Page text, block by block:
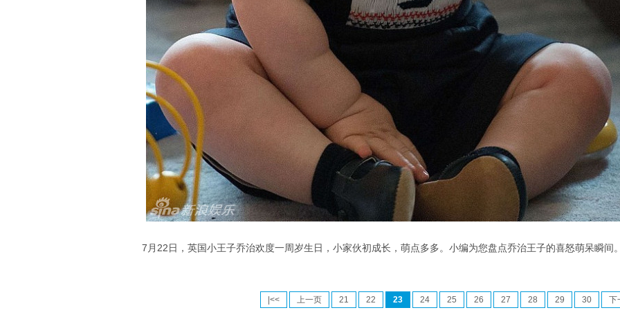
7月22日，英国小王子乔治欢度一周岁生日，小家伙初成长，萌点多多。小编为您盘点乔治王子的喜怒萌呆瞬间
|<< 上一页 21 22 23 24 25 26 27 28 29 30 下